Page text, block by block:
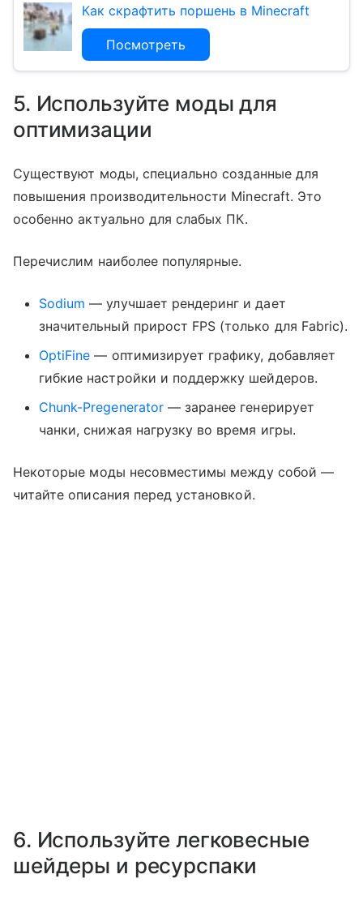
Как скрафтить поршень в Minecraft
Посмотреть
5. Используйте моды для
оптимизации
Существуют моды, специально созданные для
повышения производительности Minecraft. Это
особенно актуально для слабых ПК.
Перечислим наиболее популярные.
Sodium — улучшает рендеринг и дает
значительный прирост FPS (только для Fabric).
OptiFine — оптимизирует графику, добавляет
гибкие настройки и поддержку шейдеров.
Chunk-Pregenerator— заранее генерирует
чанки, снижая нагрузку во время игры.
Некоторые моды несовместимы между собой —
читайте описания перед установкой.
6. Используйте легковесные
шейдеры и ресурспаки